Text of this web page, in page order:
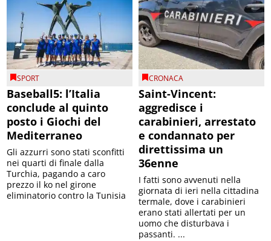
SPORT
Baseball5: l’Italia
conclude al quinto
posto i Giochi del
Mediterraneo
Gli azzurri sono stati sconfitti
nei quarti di finale dalla
Turchia, pagando a caro
prezzo il ko nel girone
eliminatorio contro la Tunisia
CRONACA
Saint-Vincent:
aggredisce i
carabinieri, arrestato
e condannato per
direttissima un
36enne
I fatti sono avvenuti nella
giornata di ieri nella cittadina
termale, dove i carabinieri
erano stati allertati per un
uomo che disturbava i
passanti. ...